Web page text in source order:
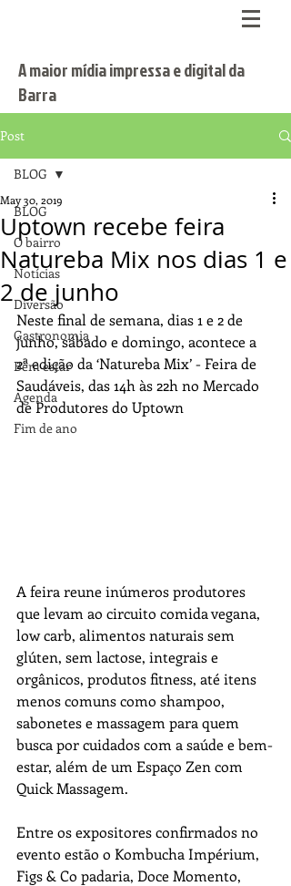
A maior mídia impressa e digital da
Barra
Post
BLOG
O bairro
Notícias
Diversão
Gastronomia
Bem estar
Agenda
Fim de ano
BLOG
Uptown recebe feira
Natureba Mix nos dias 1 e
2 de junho
May 30, 2019
Neste final de semana, dias 1 e 2 de
junho, sábado e domingo, acontece a
2ª edição da ‘Natureba Mix’ - Feira de
Saudáveis, das 14h às 22h no Mercado
de Produtores do Uptown
A feira reune inúmeros produtores
que levam ao circuito comida vegana,
low carb, alimentos naturais sem
glúten, sem lactose, integrais e
orgânicos, produtos fitness, até itens
menos comuns como shampoo,
sabonetes e massagem para quem
busca por cuidados com a saúde e bem-
estar, além de um Espaço Zen com
Quick Massagem.
Entre os expositores confirmados no
evento estão o Kombucha Impérium,
Figs & Co padaria, Doce Momento,